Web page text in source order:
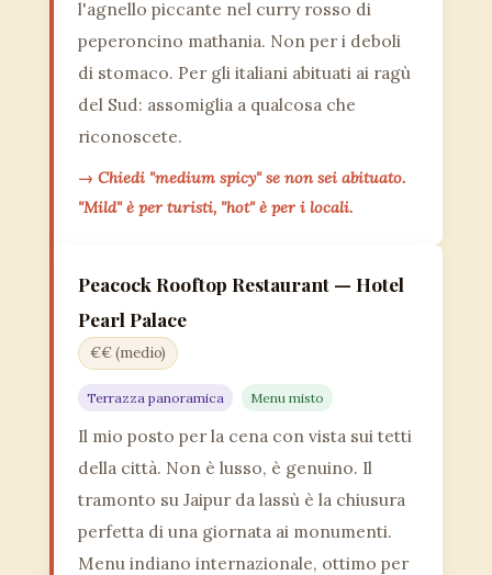
l'agnello piccante nel curry rosso di
peperoncino mathania. Non per i deboli
di stomaco. Per gli italiani abituati ai ragù
del Sud: assomiglia a qualcosa che
riconoscete.
→ Chiedi "medium spicy" se non sei abituato.
"Mild" è per turisti, "hot" è per i locali.
Peacock Rooftop Restaurant — Hotel
Pearl Palace
€€ (medio)
Terrazza panoramica Menu misto
Il mio posto per la cena con vista sui tetti
della città. Non è lusso, è genuino. Il
tramonto su Jaipur da lassù è la chiusura
perfetta di una giornata ai monumenti.
Menu indiano internazionale, ottimo per